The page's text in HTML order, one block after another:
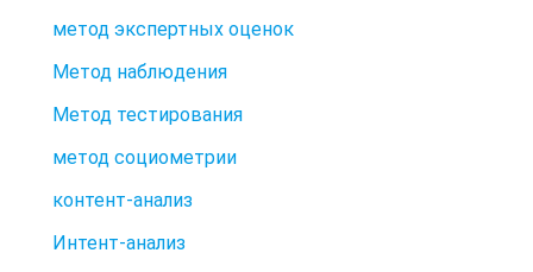
метод экспертных оценок
Метод наблюдения
Метод тестирования
метод социометрии
контент-анализ
Интент-анализ